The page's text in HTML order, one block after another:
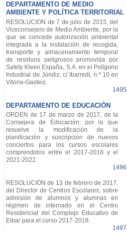
DEPARTAMENTO DE MEDIO
AMBIENTE Y POLÍTICA TERRITORIAL
RESOLUCIÓN de 7 de julio de 2015, del
Viceconsejero de Medio Ambiente, por la
que se concede autorización ambiental
integrada a la instalación de recogida,
transporte y almacenamiento temporal
de residuos peligrosos promovida por
Safety Kleen España, S.A. en el Polígono
Industrial de Júndiz, c/ Ibarredi, n.º 10 en
Vitoria-Gasteiz.
1495
DEPARTAMENTO DE EDUCACIÓN
ORDEN de 17 de marzo de 2017, de la
Consejera de Educación, por la que
resuelve la modificación de la
planificación y suscripción de nuevos
conciertos para los cursos escolares
comprendidos entre el 2017-2018 y el
2021-2022.
1496
RESOLUCIÓN de 13 de febrero de 2017,
del Director de Centros Escolares, sobre
admisión de alumnos y alumnas en
régimen de internado en el Centro
Residencial del Complejo Educativo de
Eibar para el curso 2017-2018.
1497